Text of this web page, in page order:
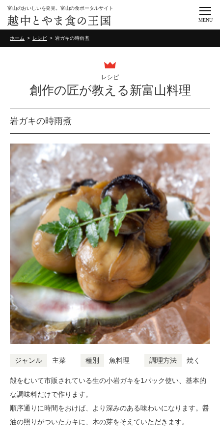
富山のおいしいを発見。富山の食ポータルサイト
MENU
ホーム レシピ 岩ガキの時雨煮
レシピ
創作の匠が教える新富山料理
岩ガキの時雨煮
ジャンル 主菜 種別 魚料理 調理方法 焼く
殻をむいて市販されている生の小岩ガキを1パック使い、基本的
な調味料だけで作ります。
順序通りに時間をおけば、より深みのある味わいになります。醤
油の照りがついたカキに、木の芽をそえていただきます。